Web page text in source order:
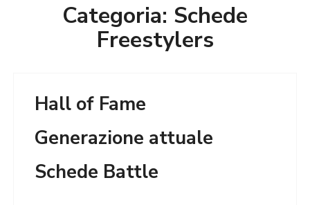
Categoria: Schede
Freestylers
Hall of Fame
Generazione attuale
Schede Battle